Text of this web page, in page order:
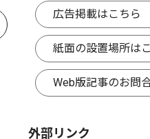
広告掲載はこちら
紙面の設置場所は
Web版記事のお問
外部リンク